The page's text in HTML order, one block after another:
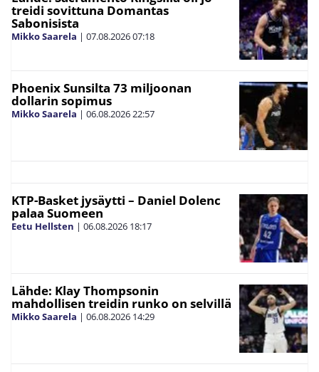
treidi sovittuna Domantas
Sabonisista
Mikko Saarela | 07.08.202607:18
Phoenix Sunsilta 73 miljoonan
dollarin sopimus
Mikko Saarela | 06.08.202622:57
KTP-Basket jysäytti – Daniel Dolenc
palaa Suomeen
Eetu Hellsten | 06.08.2026 18:17
Lähde: Klay Thompsonin
mahdollisen treidin runko on selvillä
Mikko Saarela | 06.08.2026 14:29